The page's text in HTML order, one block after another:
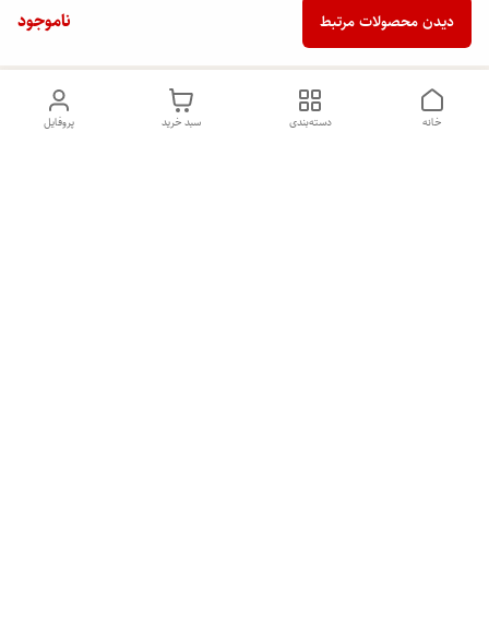
ناموجود دیدن محصولات مرتبط
پروفایل سبد خرید دسته‌بندی خانه